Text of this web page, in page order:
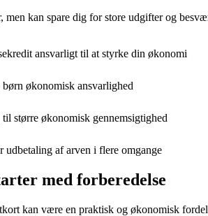
men kan spare dig for store udgifter og
ansvarligt til at styrke din økonomi
økonomisk ansvarlighed
større økonomisk gennemsigtighed
udbetaling af arven i flere omgange
med forberedelse
kan være en praktisk og økonomisk